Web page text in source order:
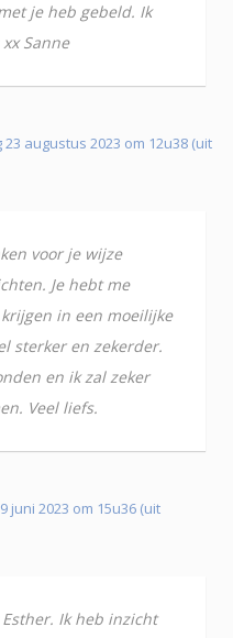
je heb gebeld. Ik
Sanne
augustus 2023 om 12u38 (uit
voor je wijze
Je hebt me
in een moeilijke
sterker en zekerder.
en ik zal zeker
Veel liefs.
juni 2023 om 15u36 (uit
Ik heb inzicht